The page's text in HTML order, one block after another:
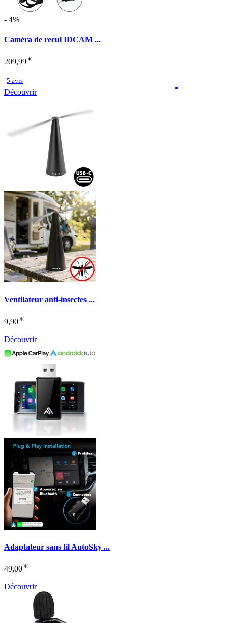
- 4%
Caméra de recul IDCAM ...
209,99 €
5 avis
Découvrir
Ventilateur anti-insectes ...
9,90 €
Découvrir
Adaptateur sans fil AutoSky ...
49,00 €
Découvrir